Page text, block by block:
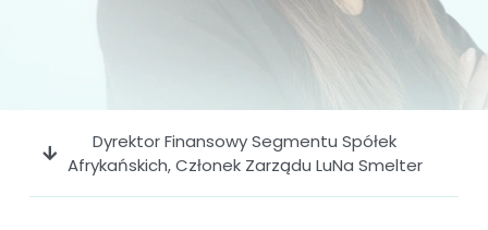
Dyrektor Finansowy Segmentu Spółek
Afrykańskich, Członek Zarządu LuNa Smelter